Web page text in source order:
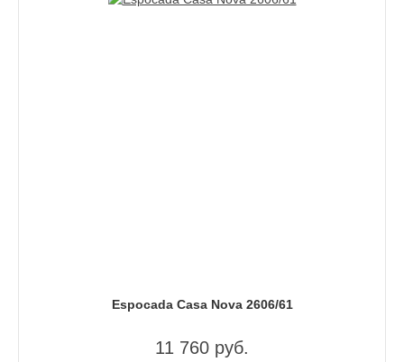
Espocada Casa Nova 2606/61
11 760 руб.